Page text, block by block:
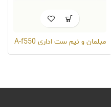
مبلمان و نیم ست اداری A-f550